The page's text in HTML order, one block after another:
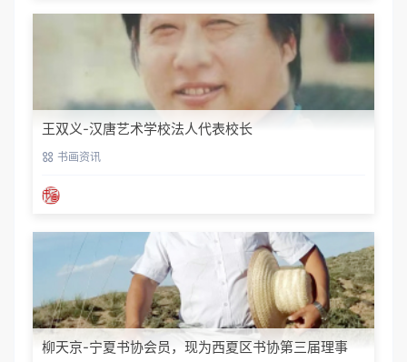
王双义-汉唐艺术学校法人代表校长
书画资讯
柳天京-宁夏书协会员，现为西夏区书协第三届理事